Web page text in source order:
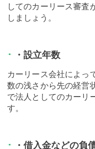
してのカーリース審査
しましょう。
・設立年数
カーリース会社によっ
数の浅さから先の経営
で法人としてのカーリ
す。
・借入金などの負